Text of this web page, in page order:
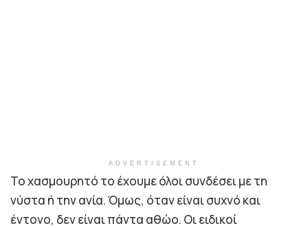
ADVERTISEMENT
Το χασμουρητό το έχουμε όλοι συνδέσει με τη
νύστα ή την ανία. Όμως, όταν είναι συχνό και
έντονο, δεν είναι πάντα αθώο. Οι ειδικοί